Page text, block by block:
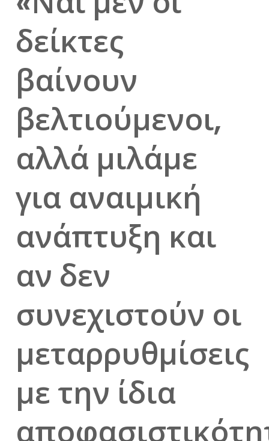
δείκτες
βαίνουν
βελτιούμενοι,
αλλά μιλάμε
για αναιμική
ανάπτυξη και
αν δεν
συνεχιστούν οι
μεταρρυθμίσεις
με την ίδια